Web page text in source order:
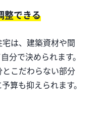
整できる
は、建築資材や間
分で決められます。
こだわらない部分
算も抑えられます。